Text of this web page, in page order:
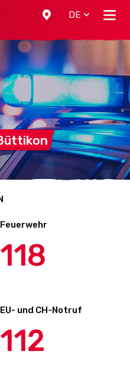
DE
Feuerwehr
118
EU- und CH-Notruf
112